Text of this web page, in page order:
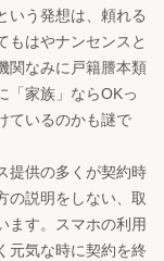
いう発想は、頼れる
もはやナンセンスと
関なみに戸籍謄本類
「家族」ならOKっ
ているのかも謎で
提供の多くが契約時
の説明をしない、取
ます。スマホの利用
元気な時に契約を終